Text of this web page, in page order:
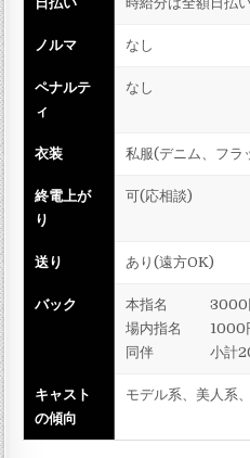
ノルマ なし
ペナルテ
ィ
なし
衣装 私服(デニム、フラ
終電上が
り
可(応相談)
送り あり(遠方OK)
バック
本指名 3000円
場内指名 1000
同伴 小計20%
キャスト
の傾向
モデル系、美人系